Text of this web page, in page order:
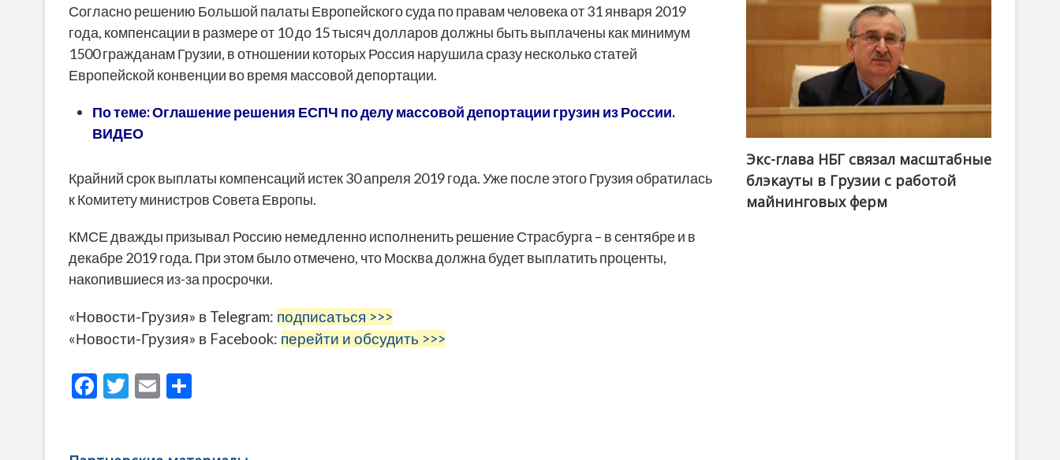
Согласно решению Большой палаты Европейского суда по правам человека от 31 января 2019
года, компенсации в размере от 10 до 15 тысяч долларов должны быть выплачены как минимум
1500 гражданам Грузии, в отношении которых Россия нарушила сразу несколько статей
Европейской конвенции во время массовой депортации.
По теме: Оглашение решения ЕСПЧ по делу массовой депортации грузин из России.
ВИДЕО
Крайний срок выплаты компенсаций истек 30 апреля 2019 года. Уже после этого Грузия обратилась
к Комитету министров Совета Европы.
КМСЕ дважды призывал Россию немедленно исполненить решение Страсбурга – в сентябре и в
декабре 2019 года. При этом было отмечено, что Москва должна будет выплатить проценты,
накопившиеся из-за просрочки.
«Новости-Грузия» в Telegram: подписаться >>>
«Новости-Грузия» в Facebook: перейти и обсудить >>>
F
T
E
Экс-глава НБГ связал масштабные
блэкауты в Грузии с работой
майнинговых ферм